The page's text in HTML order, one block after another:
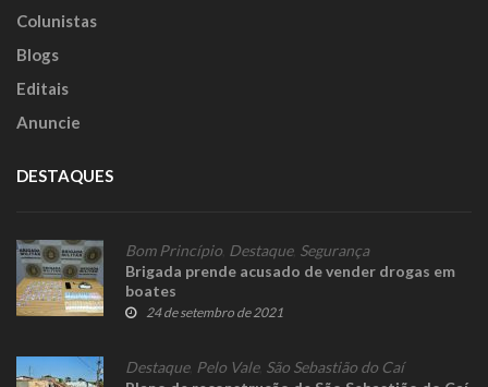
Colunistas
Blogs
Editais
Anuncie
DESTAQUES
Bom Princípio Destaque, Segurança
Brigada prende acusado de vender drogas em
boates
24 de setembro de 2021
Destaque, Pelo Vale, São Sebastião do Caí